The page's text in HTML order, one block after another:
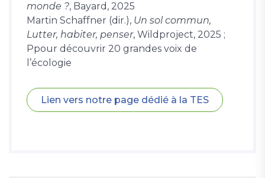
monde ?, Bayard, 2025
Martin Schaffner (dir.), Un sol commun,
Lutter, habiter, penser, Wildproject, 2025 ;
Ppour découvrir 20 grandes voix de
l’écologie
Lien vers notre page dédié à la TES